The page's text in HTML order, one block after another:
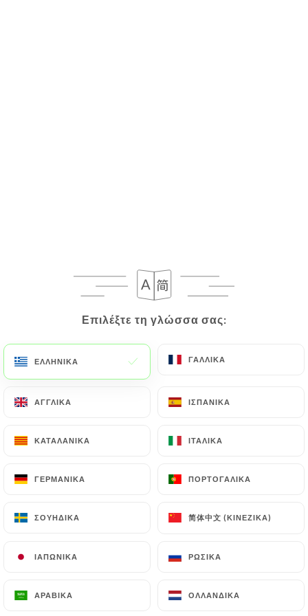
Επιλέξτε τη γλώσσα σας:
ΕΛΛΗΝΙΚΆ ΓΑΛΛΙΚΆ
ΑΓΓΛΙΚΆ ΙΣΠΑΝΙΚΆ
ΚΑΤΑΛΑΝΙΚΆ ΙΤΑΛΙΚΆ
ΓΕΡΜΑΝΙΚΆ ΠΟΡΤΟΓΑΛΙΚΆ
ΣΟΥΗΔΙΚΆ 简体中文 (ΚΙΝΈΖΙΚΑ)
ΙΑΠΩΝΙΚΆ ΡΩΣΙΚΆ
ΑΡΑΒΙΚΆ ΟΛΛΑΝΔΙΚΆ
Επιλέξτε τη γλώσσα σας:
ΕΛΛΗΝΙΚΆ ΓΑΛΛΙΚΆ
ΑΓΓΛΙΚΆ ΙΣΠΑΝΙΚΆ
ΚΑΤΑΛΑΝΙΚΆ ΙΤΑΛΙΚΆ
ΓΕΡΜΑΝΙΚΆ ΠΟΡΤΟΓΑΛΙΚΆ
ΣΟΥΗΔΙΚΆ 简体中文 (ΚΙΝΈΖΙΚΑ)
ΙΑΠΩΝΙΚΆ ΡΩΣΙΚΆ
ΑΡΑΒΙΚΆ ΟΛΛΑΝΔΙΚΆ